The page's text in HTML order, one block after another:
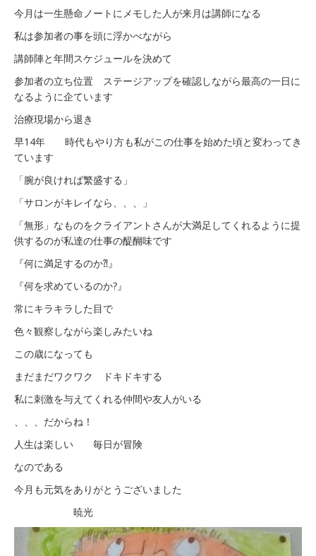
今月は一生懸命ノートにメモした人が来月は講師になる
私は参加者の事を頭に浮かべながら
講師陣と年間スケジュールを決めて
参加者の立ち位置 ステージアップを確認しながら最高の一日に
なるように企ています
治療現場から退き
早14年 時代もやり方も私がこの仕事を始めた頃と変わってき
ています
「腕が良ければ繁盛する」
「サロンがキレイなら、、、」
「無形」なものをクライアントさんが大満足してくれるように提
供するのが私達の仕事の醍醐味です
『何に満足するのか⁈』
『何を求めているのか?』
常にキラキラした目で
色々観察しながら楽しみたいね
この歳になっても
まだまだワクワク ドキドキする
私に刺激を与えてくれる仲間や友人がいる
、、、だからね！
人生は楽しい 毎日が冒険
なのである
今月も元気をありがとうございました
暁光